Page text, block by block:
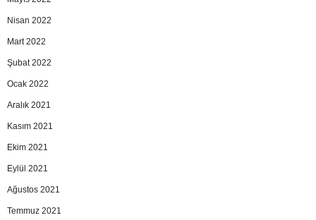
Nisan 2022
Mart 2022
Şubat 2022
Ocak 2022
Aralık 2021
Kasım 2021
Ekim 2021
Eylül 2021
Ağustos 2021
Temmuz 2021